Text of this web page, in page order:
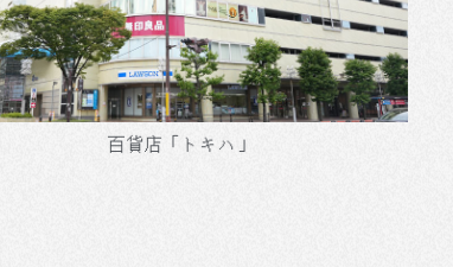
百貨店「トキハ」